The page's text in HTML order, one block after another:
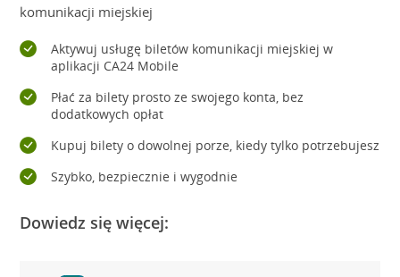
komunikacji miejskiej
Aktywuj usługę biletów komunikacji miejskiej w
aplikacji CA24 Mobile
Płać za bilety prosto ze swojego konta, bez
dodatkowych opłat
Kupuj bilety o dowolnej porze, kiedy tylko potrzebujesz
Szybko, bezpiecznie i wygodnie
Dowiedz się więcej: